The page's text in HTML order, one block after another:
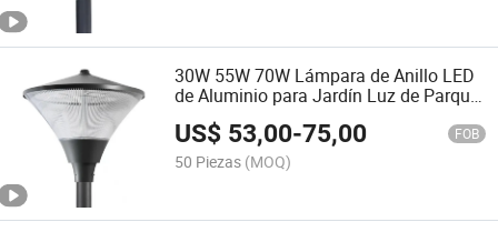
30W 55W 70W Lámpara de Anillo LED
de Aluminio para Jardín Luz de Parque
Ciudad
US$ 53,00-75,00 FOB
50 Piezas (MOQ)